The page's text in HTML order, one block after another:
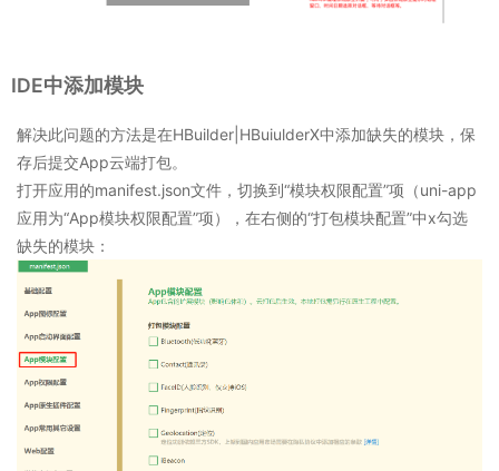
IDE中添加模块
解决此问题的方法是在HBuilder|HBuiulderX中添加缺失的模块，保
存后提交App云端打包。
打开应用的manifest.json文件，切换到“模块权限配置”项（uni-app
应用为“App模块权限配置”项），在右侧的“打包模块配置”中x勾选
缺失的模块：